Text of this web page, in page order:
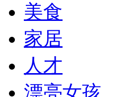
美食
家居
人才
漂亮女孩